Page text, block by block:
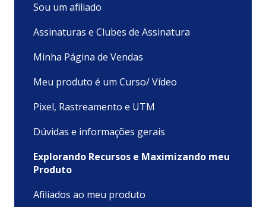
Sou um afiliado
Assinaturas e Clubes de Assinatura
Minha Página de Vendas
Meu produto é um Curso/ Vídeo
Pixel, Rastreamento e UTM
Dúvidas e informações gerais
Explorando Recursos e Maximizando meu
Produto
Afiliados ao meu produto